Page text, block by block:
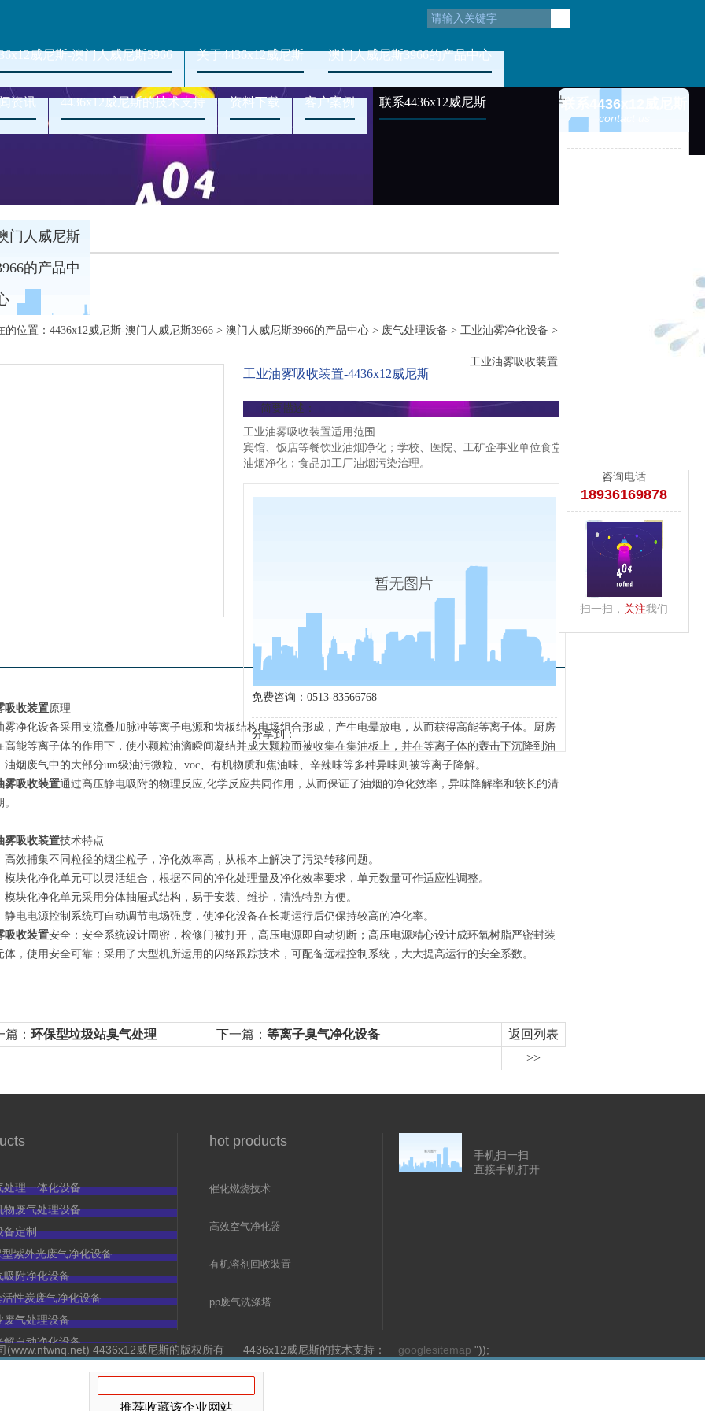
威尼斯-澳门人威尼斯3966 关于4436x12威尼斯 澳门人威尼斯3966的产品中心
资讯 4436x12威尼斯的技术支持 资料下载 客户案例 联系4436x12威尼斯
门人威尼斯
的产品中
的位置： 4436x12威尼斯-澳门人威尼斯3966 > 澳门人威尼斯3966的产品中心 > 废气处理设备 > 工业油雾净化设备 >
工业油雾吸收装置
工业油雾吸收装置-4436x12威尼斯
简要描述：
工业油雾吸收装置适用范围
宾馆、饭店等餐饮业油烟净化；学校、医院、工矿企事业单位食堂
油烟净化；食品加工厂油烟污染治理。
免费咨询：0513-83566768
分享到：
吸收装置原理
雾净化设备采用支流叠加脉冲等离子电源和齿板结构电场组合形成，产生电晕放电，从而获得高能等离子体。厨房
高能等离子体的作用下，使小颗粒油滴瞬间凝结并成大颗粒而被收集在集油板上，并在等离子体的轰击下沉降到油
油烟废气中的大部分um级油污微粒、voc、有机物质和焦油味、辛辣味等多种异味则被等离子降解。
雾吸收装置通过高压静电吸附的物理反应,化学反应共同作用，从而保证了油烟的净化效率，异味降解率和较长的清
雾吸收装置技术特点
高效捕集不同粒径的烟尘粒子，净化效率高，从根本上解决了污染转移问题。
模块化净化单元可以灵活组合，根据不同的净化处理量及净化效率要求，单元数量可作适应性调整。
模块化净化单元采用分体抽屉式结构，易于安装、维护，清洗特别方便。
静电电源控制系统可自动调节电场强度，使净化设备在长期运行后仍保持较高的净化率。
吸收装置安全：安全系统设计周密，检修门被打开，高压电源即自动切断；高压电源精心设计成环氧树脂严密封装
体，使用安全可靠；采用了大型机所运用的闪络跟踪技术，可配备远程控制系统，大大提高运行的安全系数。
篇： 环保型垃圾站臭气处理 下一篇： 等离子臭气净化设备
返回列表
>>
处理一体化设备
物废气处理设备
备定制
型紫外光废气净化设备
吸附净化设备
活性炭废气净化设备
废气处理设备
解自动净化设备
hot products
催化燃烧技术
高效空气净化器
有机溶剂回收装置
pp废气洗涤塔
手机扫一扫
直接手机打开
(www.ntwnq.net) 4436x12威尼斯的版权所有 4436x12威尼斯的技术支持： googlesitemap "));
联系4436x12威尼斯
contact us
咨询电话
18936169878
扫一扫， 关注我们
推荐收藏该企业网站